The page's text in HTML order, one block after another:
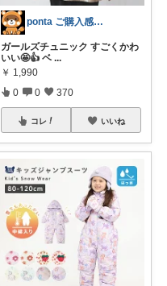
ponta ご購入感謝ですm(_ _)m
ガールズチュニック すごくかわ
いい🤩👍 ベ ...
￥ 1,990
0 0 370
コレ いいね